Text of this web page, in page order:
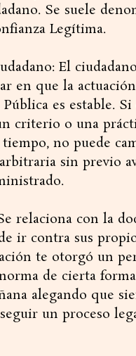
Se suele
Legítima.
El
en que la
es estable. Si
criterio o una
no puede
sin previo
relaciona con la
ir contra sus
te otorgó un
de cierta
alegando que
un proceso